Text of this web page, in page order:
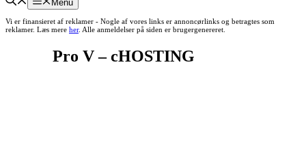
Menu
Vi er finansieret af reklamer - Nogle af vores links er annoncørlinks og betragtes som
reklamer. Læs mere her. Alle anmeldelser på siden er brugergenereret.
Pro V – cHOSTING